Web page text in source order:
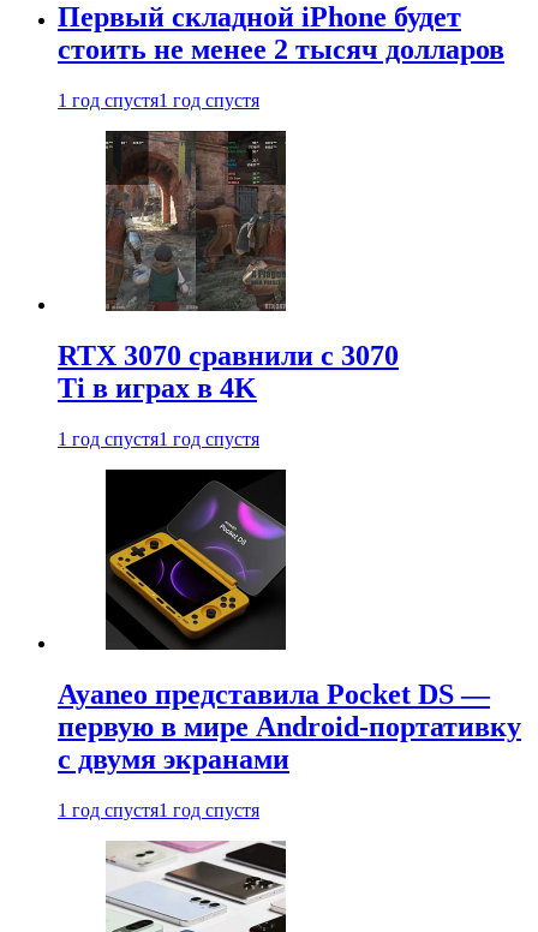
Первый складной iPhone будет
стоить не менее 2 тысяч долларов
1 год спустя1 год спустя
RTX 3070 сравнили с 3070
Ti в играх в 4K
1 год спустя1 год спустя
Ayaneo представила Pocket DS —
первую в мире Android-портативку
с двумя экранами
1 год спустя1 год спустя